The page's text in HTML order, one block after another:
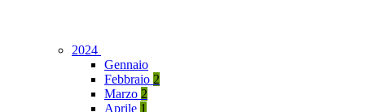
2024
Gennaio
Febbraio 2
Marzo 2
Aprile 1